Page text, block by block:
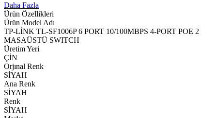
Daha Fazla
Ürün Özellikleri
Ürün Model Adı
TP-LİNK TL-SF1006P 6 PORT 10/100MBPS 4-PORT POE 2
MASAÜSTÜ SWITCH
Üretim Yeri
ÇİN
Orjınal Renk
SİYAH
Ana Renk
SİYAH
Renk
SİYAH